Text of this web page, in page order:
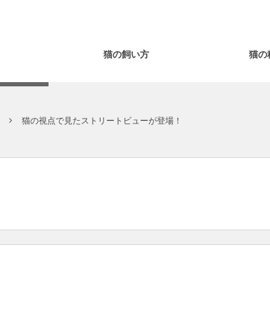
猫の飼い方 猫の
猫の視点で見たストリートビューが登場！